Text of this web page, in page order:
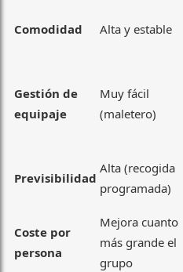
Comodidad Alta y estable
Gestión de
equipaje
Muy fácil
(maletero)
Previsibilidad
Alta (recogida
programada)
Coste por
persona
Mejora cuanto
más grande el
grupo